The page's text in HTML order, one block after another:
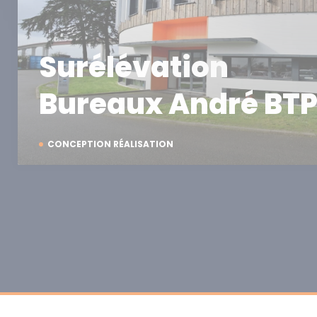
CONCEPTION RÉALISATION
Surélévation
Bureaux André BTP